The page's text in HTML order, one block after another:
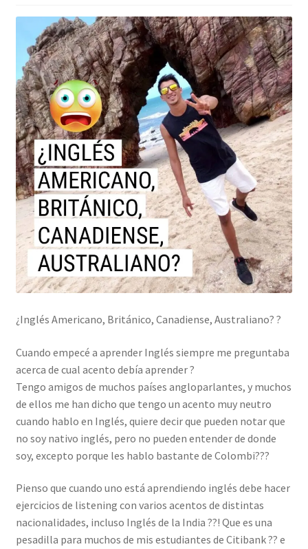
¿Inglés Americano, Británico, Canadiense, Australiano? ?
Cuando empecé a aprender Inglés siempre me preguntaba
acerca de cual acento debía aprender ?
Tengo amigos de muchos países angloparlantes, y muchos
de ellos me han dicho que tengo un acento muy neutro
cuando hablo en Inglés, quiere decir que pueden notar que
no soy nativo inglés, pero no pueden entender de donde
soy, excepto porque les hablo bastante de Colombi???
Pienso que cuando uno está aprendiendo inglés debe hacer
ejercicios de listening con varios acentos de distintas
nacionalidades, incluso Inglés de la India ??! Que es una
pesadilla para muchos de mis estudiantes de Citibank ?? e